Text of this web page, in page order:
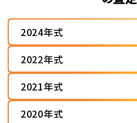
2024年式
2022年式
2021年式
2020年式